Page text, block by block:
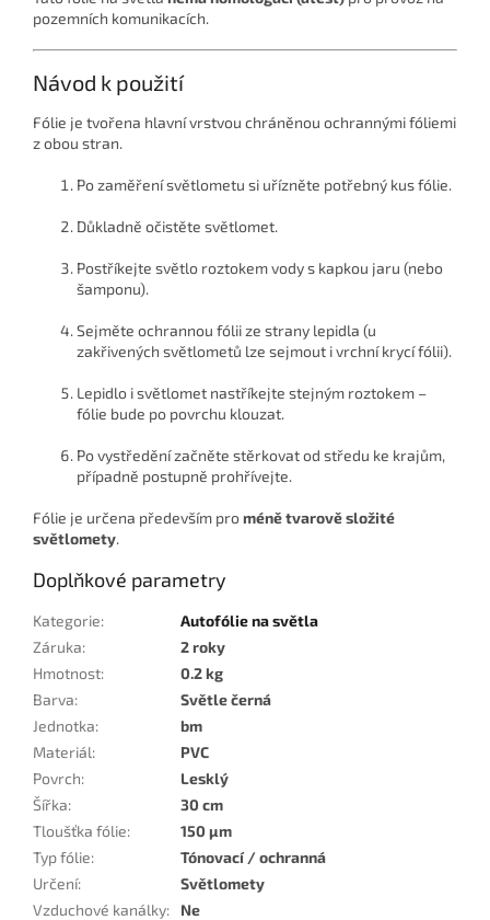
pozemních komunikacích.
Návod k použití
Fólie je tvořena hlavní vrstvou chráněnou ochrannými fóliemi
z obou stran.
Po zaměření světlometu si uřízněte potřebný kus fólie.
Důkladně očistěte světlomet.
Postříkejte světlo roztokem vody s kapkou jaru (nebo
šamponu).
Sejměte ochrannou fólii ze strany lepidla (u
zakřivených světlometů lze sejmout i vrchní krycí fólii).
Lepidlo i světlomet nastříkejte stejným roztokem –
fólie bude po povrchu klouzat.
Po vystředění začněte stěrkovat od středu ke krajům,
případně postupně prohřívejte.
Fólie je určena především proméně tvarově složité
světlomety.
Doplňkové parametry
Kategorie:
Autofólie na světla
Záruka:
2 roky
Hmotnost:
0.2 kg
Barva:
Světle černá
Jednotka:
bm
Materiál:
PVC
Povrch:
Lesklý
Šířka:
30 cm
Tloušťka fólie:
150 µm
Typ fólie:
Tónovací / ochranná
Určení:
Světlomety
Vzduchové kanálky: Ne